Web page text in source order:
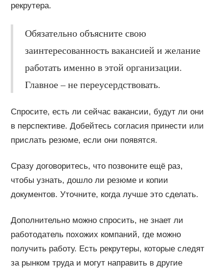
рекрутера.
Обязательно объясните свою
заинтересованность вакансией и желание
работать именно в этой организации.
Главное – не переусердствовать.
Спросите, есть ли сейчас вакансии, будут ли они
в перспективе. Добейтесь согласия принести или
прислать резюме, если они появятся.
Сразу договоритесь, что позвоните ещё раз,
чтобы узнать, дошло ли резюме и копии
документов. Уточните, когда лучше это сделать.
Дополнительно можно спросить, не знает ли
работодатель похожих компаний, где можно
получить работу. Есть рекрутеры, которые следят
за рынком труда и могут направить в другие